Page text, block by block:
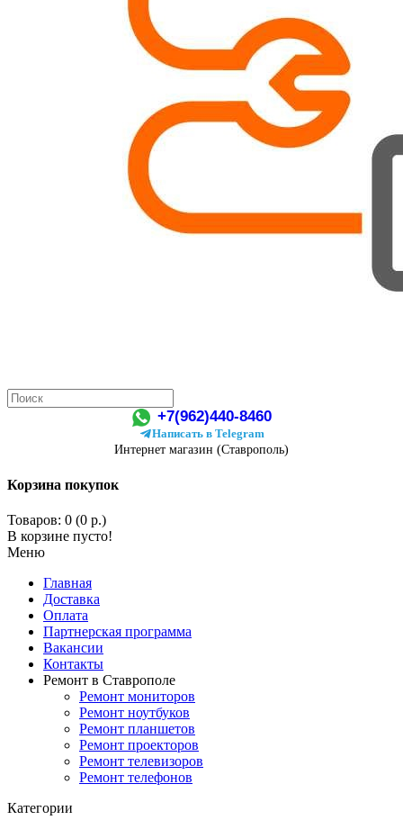
+7(962)440-8460
Написать в Telegram
Интернет магазин (Ставрополь)
Корзина покупок
Товаров: 0 (0 р.)
В корзине пусто!
Меню
Главная
Доставка
Оплата
Партнерская программа
Вакансии
Контакты
Ремонт в Ставрополе
Ремонт мониторов
Ремонт ноутбуков
Ремонт планшетов
Ремонт проекторов
Ремонт телевизоров
Ремонт телефонов
Категории